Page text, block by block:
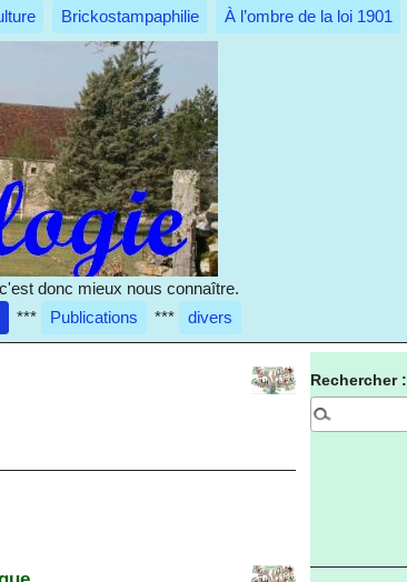
Brickostampaphilie À l’ombre de la loi 1901
donc mieux nous connaître.
*** Publications *** divers
Rechercher :